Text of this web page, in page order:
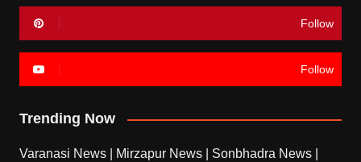
Follow
Follow
Trending Now
Varanasi News Mirzapur News Sonbhadra News